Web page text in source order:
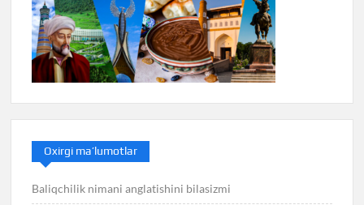
Oxirgi ma’lumotlar
Baliqchilik nimani anglatishini bilasizmi